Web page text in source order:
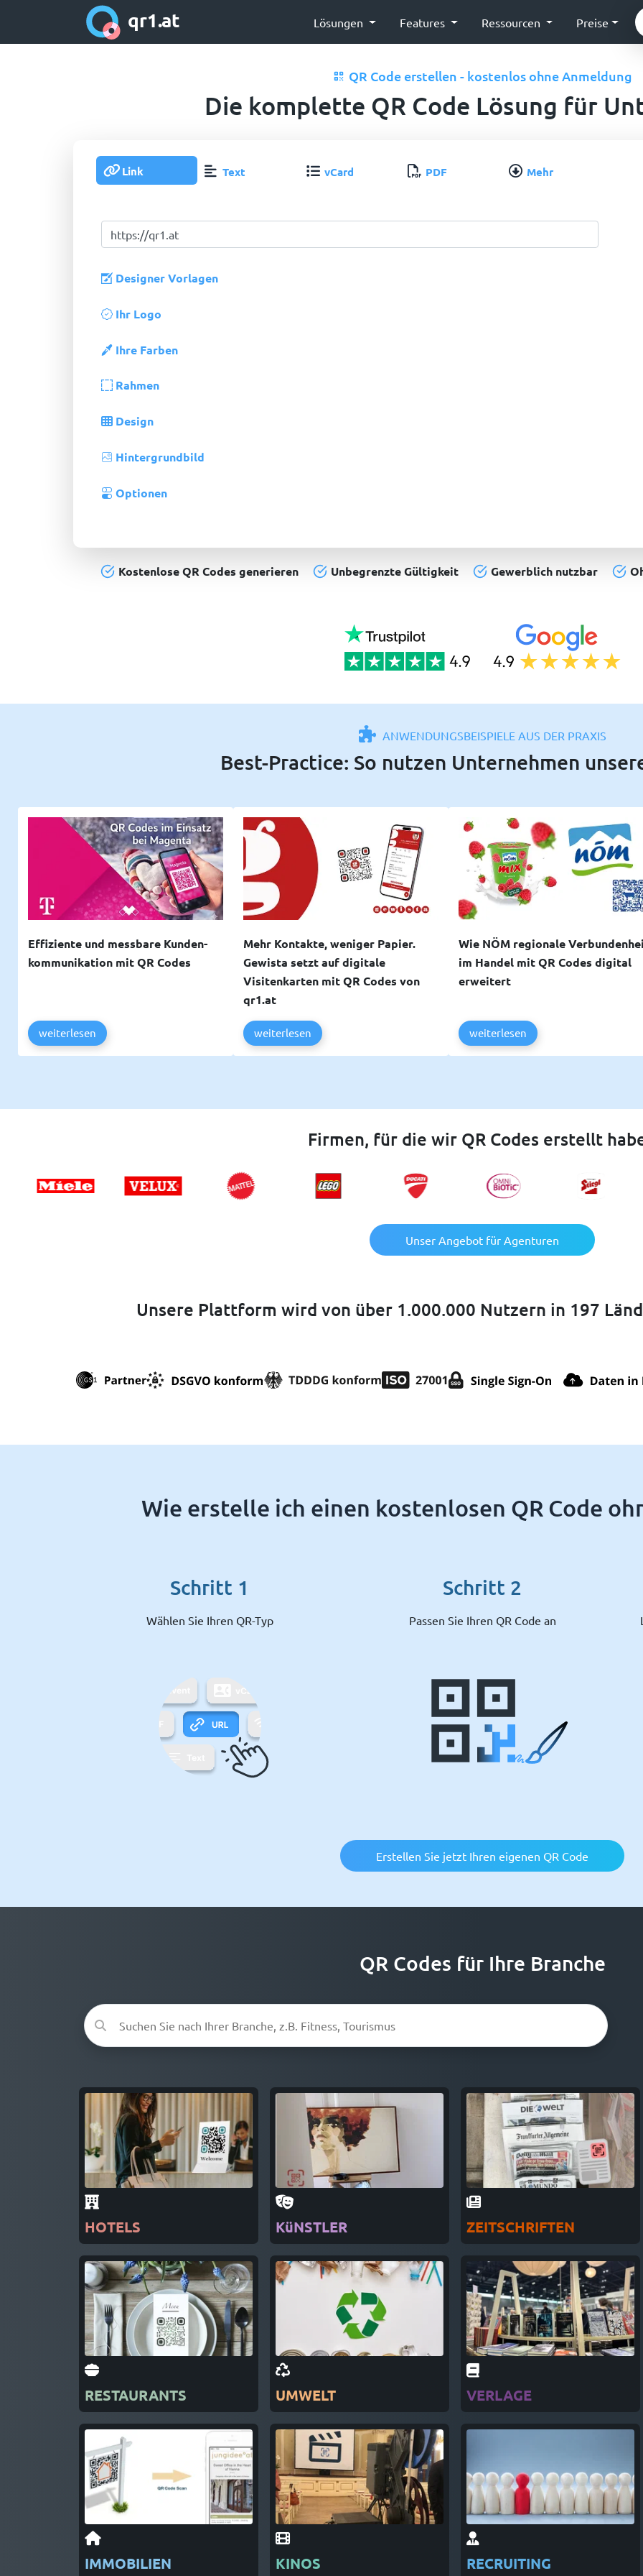
qr1.at Lösungen Features Ressourcen Preise
QR Code erstellen - kostenlos ohne Anmeldung
Die komplette QR Code Lösung für
Link Text vCard PDF Mehr
Designer Vorlagen
Ihr Logo
Ihre Farben
Rahmen
Design
Hintergrundbild
Optionen
Kostenlose QR Codes generieren Unbegrenzte Gültigkeit Gewerblich nutzbar
ANWENDUNGSBEISPIELE AUS DER PRAXIS
Best-Practice: So nutzen Unternehmen
Effiziente und messbare Kunden­
kommunikation mit QR Codes
weiterlesen
Mehr Kontakte, weniger Papier.
Gewista setzt auf digitale
Visitenkarten mit QR Codes von
qr1.at
weiterlesen
Wie NÖM regionale
im Handel mit QR Codes digital
erweitert
weiterlesen
Firmen, für die wir QR Codes erstellt
Unser Angebot für Agenturen
Unsere Plattform wird von über 1.000.000 Nutzern in 197
Wie erstelle ich einen kostenlosen QR Code
Schritt 1
Wählen Sie Ihren QR-Typ
Schritt 2
Passen Sie Ihren QR Code an
Erstellen Sie jetzt Ihren eigenen QR Code
QR Codes für Ihre Branche
HOTELS
RESTAURANTS
IMMOBILIEN
KüNSTLER
UMWELT
KINOS
ZEITSCHRIFTEN
VERLAGE
RECRUITING